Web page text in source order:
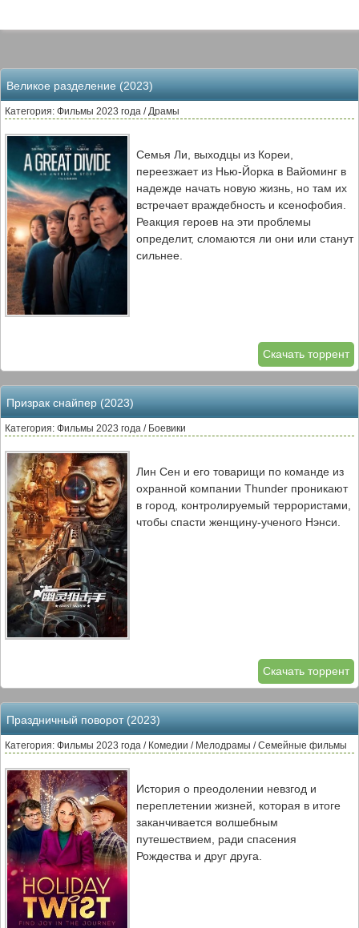
Великое разделение (2023)
Категория: Фильмы 2023 года / Драмы
Семья Ли, выходцы из Кореи,
переезжает из Нью-Йорка в Вайоминг в
надежде начать новую жизнь, но там их
встречает враждебность и ксенофобия.
Реакция героев на эти проблемы
определит, сломаются ли они или станут
сильнее.
Скачать торрент
Призрак снайпер (2023)
Категория: Фильмы 2023 года / Боевики
Лин Сен и его товарищи по команде из
охранной компании Thunder проникают
в город, контролируемый террористами,
чтобы спасти женщину-ученого Нэнси.
Скачать торрент
Праздничный поворот (2023)
Категория: Фильмы 2023 года / Комедии / Мелодрамы / Семейные фильмы
История о преодолении невзгод и
переплетении жизней, которая в итоге
заканчивается волшебным
путешествием, ради спасения
Рождества и друг друга.